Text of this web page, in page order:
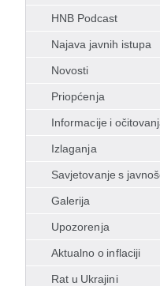
HNB Podcast
Najava javnih istupa
Novosti
Priopćenja
Informacije i
Izlaganja
Savjetovanje s
Galerija
Upozorenja
Aktualno o inflaciji
Rat u Ukrajini